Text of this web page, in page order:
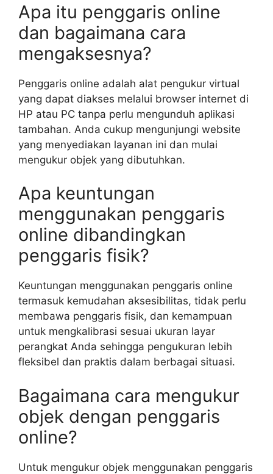
Apa itu penggaris online
dan bagaimana cara
mengaksesnya?
Penggaris online adalah alat pengukur virtual
yang dapat diakses melalui browser internet di
HP atau PC tanpa perlu mengunduh aplikasi
tambahan. Anda cukup mengunjungi website
yang menyediakan layanan ini dan mulai
mengukur objek yang dibutuhkan.
Apa keuntungan
menggunakan penggaris
online dibandingkan
penggaris fisik?
Keuntungan menggunakan penggaris online
termasuk kemudahan aksesibilitas, tidak perlu
membawa penggaris fisik, dan kemampuan
untuk mengkalibrasi sesuai ukuran layar
perangkat Anda sehingga pengukuran lebih
fleksibel dan praktis dalam berbagai situasi.
Bagaimana cara mengukur
objek dengan penggaris
online?
Untuk mengukur objek menggunakan penggaris